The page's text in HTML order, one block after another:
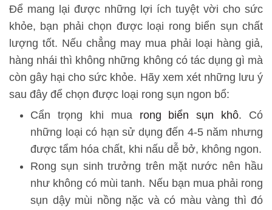
Để mang lại được những lợi ích tuyệt vời cho sức
khỏe, bạn phải chọn được loại rong biển sụn chất
lượng tốt. Nếu chẳng may mua phải loại hàng giả,
hàng nhái thì không những không có tác dụng gì mà
còn gây hại cho sức khỏe. Hãy xem xét những lưu ý
sau đây để chọn được loại rong sụn ngon bổ:
Cẩn trọng khi mua rong biển sụn khô. Có
những loại có hạn sử dụng đến 4-5 năm nhưng
được tẩm hóa chất, khi nấu dễ bở, không ngon.
Rong sụn sinh trưởng trên mặt nước nên hầu
như không có mùi tanh. Nếu bạn mua phải rong
sụn dậy mùi nồng nặc và có màu vàng thì đó